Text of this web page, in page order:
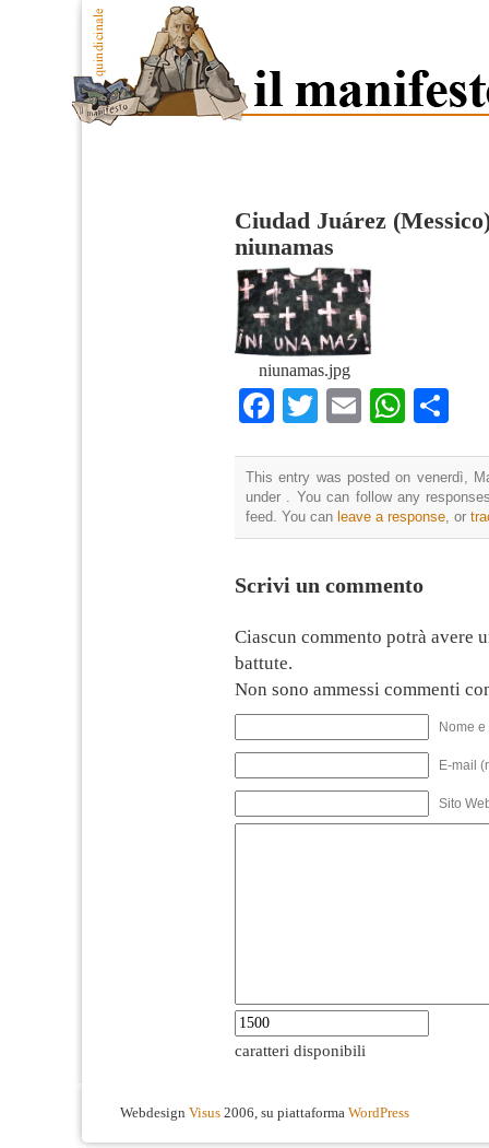
Ciudad Juárez
niunamas
niunamas.jpg
Facebook
TwitterEmail
This entry was posted on venerdì,
under . You can follow any
feed. You can leave a response , or
Scrivi un commento
Ciascun commento potrà avere
battute.
Non sono ammessi commenti
Nome
E-mail
Sito
caratteri disponibili
Webdesign Visus 2006, su piattaforma WordPress